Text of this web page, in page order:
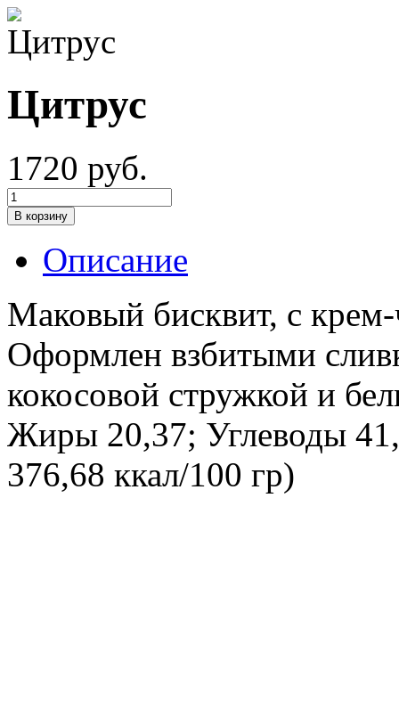
Цитрус
1720 руб.
Описание
Маковый бисквит, с
Оформлен взбитыми
кокосовой стружкой и
Жиры 20,37; Углеводы
376,68 ккал/100 гр)